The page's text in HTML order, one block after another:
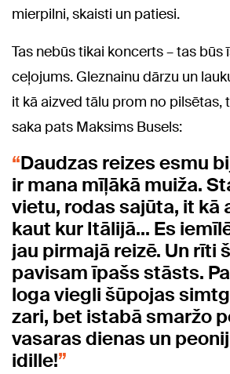
mierpilni, skaisti un patiesi.
Tas nebūs tikai koncerts – tas būs
ceļojums. Gleznainu dārzu un
it kā aizved tālu prom no pilsētas,
saka pats Maksims Busels:
Daudzas reizes esmu
ir mana mīļākā muiža.
vietu, rodas sajūta, it kā
kaut kur Itālijā… Es
jau pirmajā reizē. Un rīti
pavisam īpašs stāsts.
loga viegli šūpojas
zari, bet istabā smaržo
vasaras dienas un
idille!